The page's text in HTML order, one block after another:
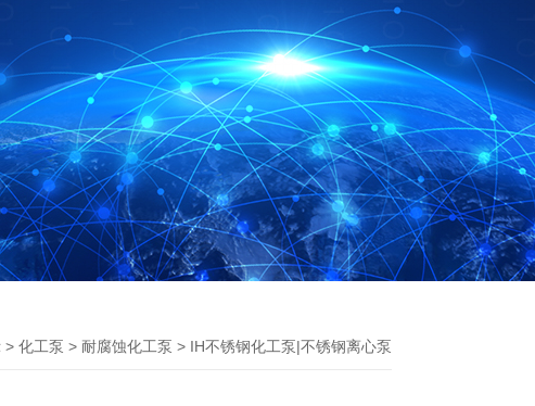
> 化工泵 > 耐腐蚀化工泵 > IH不锈钢化工泵|不锈钢离心泵